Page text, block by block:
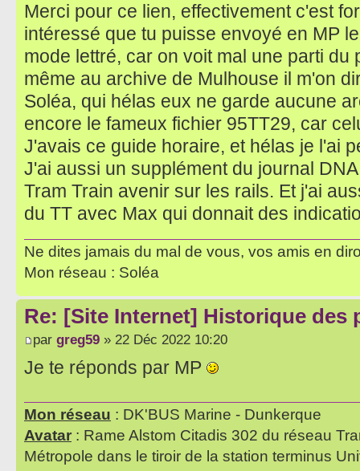
Merci pour ce lien, effectivement c'est
intéressé que tu puisse envoyé en MP
mode lettré, car on voit mal une parti du
même au archive de Mulhouse il m'on
Soléa, qui hélas eux ne garde aucune
encore le fameux fichier 95TT29, car
J'avais ce guide horaire, et hélas je l'ai
J'ai aussi un supplément du journal
Tram Train avenir sur les rails. Et j'ai
du TT avec Max qui donnait des
Ne dites jamais du mal de vous, vos amis en
Mon réseau : Soléa
Re: [Site Internet] Historique des
par greg59 » 22 Déc 2022 10:20
Je te réponds par MP
Mon réseau : DK'BUS Marine - Dunkerque
Avatar : Rame Alstom Citadis 302 du réseau
Métropole dans le tiroir de la station terminus